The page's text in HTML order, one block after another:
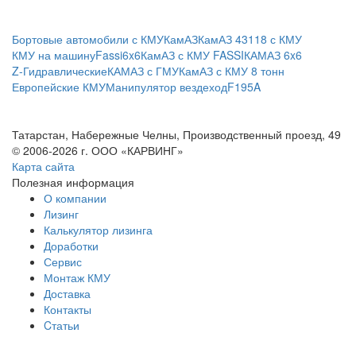
Бортовые автомобили с КМУКамАЗКамАЗ 43118 с КМУ
КМУ на машинуFassi6x6КамАЗ с КМУ FASSIКАМАЗ 6x6
Z-ГидравлическиеКАМАЗ с ГМУКамАЗ с КМУ 8 тонн
Европейские КМУМанипулятор вездеходF195A
Татарстан, Набережные Челны, Производственный проезд, 49
© 2006-2026 г. ООО «КАРВИНГ»
Карта сайта
Полезная информация
О компании
Лизинг
Калькулятор лизинга
Доработки
Сервис
Монтаж КМУ
Доставка
Контакты
Cтатьи